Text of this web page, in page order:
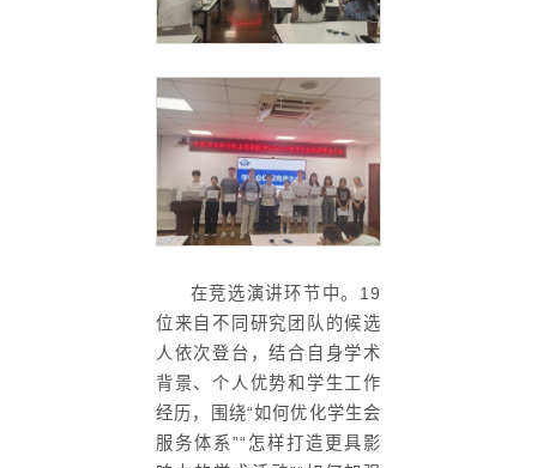
在竞选演讲环节中。19
位来自不同研究团队的候选
人依次登台，结合自身学术
背景、个人优势和学生工作
经历，围绕“如何优化学生会
服务体系”“怎样打造更具影